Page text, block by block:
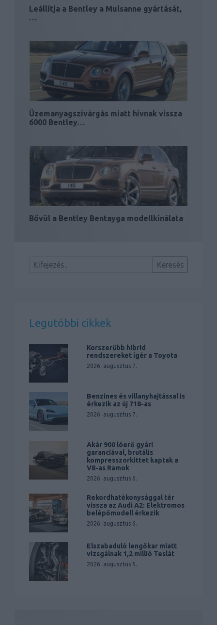
Leállítja a Bentley a Mulsanne gyártását,
…
Üzemanyagszivárgás miatt hívnak vissza
6000 Bentley…
Bővül a Bentley Bentayga modellkínálata
Legutóbbi cikkek
Korszerűbb hibrid
rendszereket ígér a Toyota
2026. augusztus 7.
Benzines és villanyhajtással is
érkezik az új 718-as
2026. augusztus 7.
Akár 900 lóerő gyári
garanciával, brutális
kompresszorkittet kaptak a
V8-as Ramok
2026. augusztus 6.
Rekordhatékonysággal tér
vissza az Audi A2: Elektromos
belépőmodell érkezik
2026. augusztus 6.
Elszabaduló lengőkar miatt
vizsgálnak 1,2 millió Teslát
2026. augusztus 5.